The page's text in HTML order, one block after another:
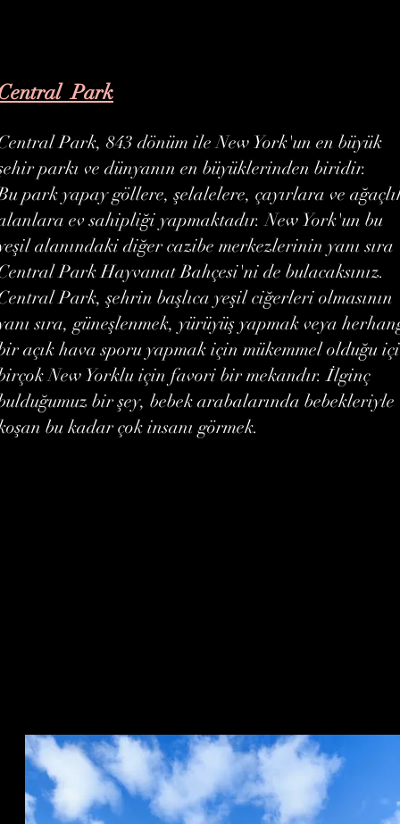
Park
Park, 843 dönüm ile New York'un en büyük
parkı ve dünyanın en büyüklerinden biridir.
park yapay göllere, şelalelere, çayırlara ve
ev sahipliği yapmaktadır. New York'un bu
alanındaki diğer cazibe merkezlerinin yanı sıra
Park Hayvanat Bahçesi'ni de bulacaksınız.
Park, şehrin başlıca yeşil ciğerleri olmasının
sıra, güneşlenmek, yürüyüş yapmak veya
açık hava sporu yapmak için mükemmel olduğu
New Yorklu için favori bir mekandır. İlginç
bir şey, bebek arabalarında bebekleriyle
bu kadar çok insanı görmek.